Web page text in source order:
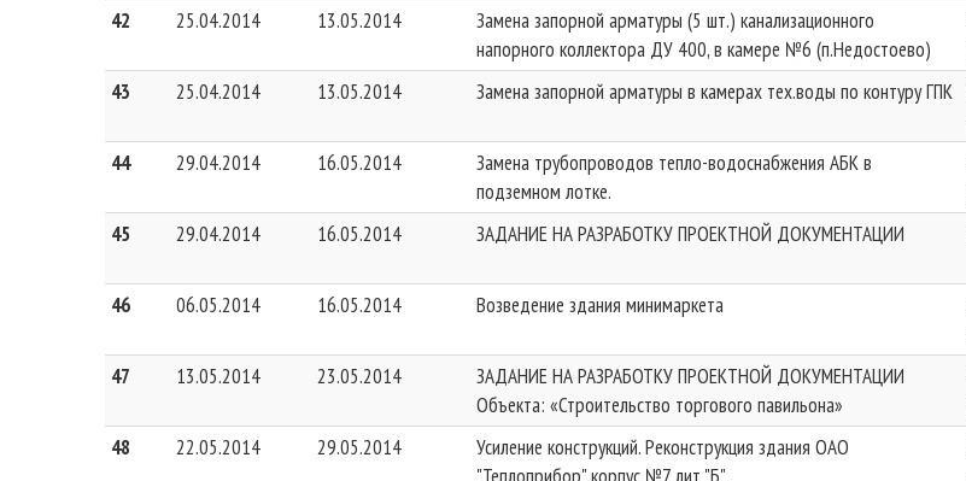
42 25.04.2014 13.05.2014
Замена запорной арматуры (5 шт.) канализационного
напорного коллектора ДУ 400, в камере №6 (п.Недостоево)
43 25.04.2014 13.05.2014 Замена запорной арматуры в камерах тех.воды по контуру ГПК
44 29.04.2014 16.05.2014
Замена трубопроводов тепло-водоснабжения АБК в
подземном лотке.
45 29.04.2014 16.05.2014 ЗАДАНИЕ НА РАЗРАБОТКУ ПРОЕКТНОЙ ДОКУМЕНТАЦИИ
46 06.05.2014 16.05.2014 Возведение здания минимаркета
47 13.05.2014 23.05.2014
ЗАДАНИЕ НА РАЗРАБОТКУ ПРОЕКТНОЙ ДОКУМЕНТАЦИИ
Объекта: «Строительство торгового павильона»
48 22.05.2014 29.05.2014
Усиление конструкций. Реконструкция здания ОАО